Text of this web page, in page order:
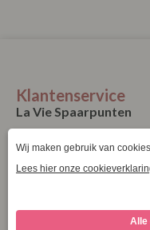
Klantenservice
La Vie Spaarpunten
Verzending & Levering
Retourneren
Bestellen